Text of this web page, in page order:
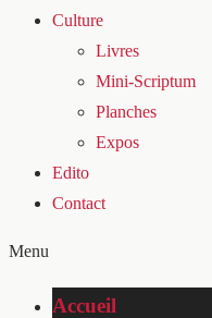
Culture
Livres
Mini-Scriptum
Planches
Expos
Edito
Contact
Menu
Accueil